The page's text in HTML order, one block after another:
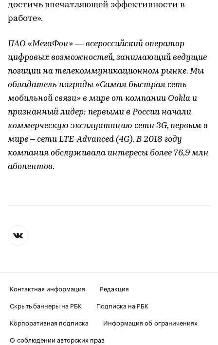
достичь впечатляющей эффективности в
работе».
ПАО «МегаФон» — всероссийский оператор
цифровых возможностей, занимающий ведущие
позиции на телекоммуникационном рынке. Мы
обладатель награды «Самая быстрая сеть
мобильной связи» в мире от компании Ookla и
признанный лидер: первыми в России начали
коммерческую эксплуатацию сети 3G, первым в
мире – сети LTE-Advanced (4G). В 2018 году
компания обслуживала интересы более 76,9 млн
абонентов.
Контактная информация
Редакция
Скрыть баннеры на РБК
Подписка на РБК
Корпоративная подписка
Информация об ограничениях
О соблюдении авторских прав